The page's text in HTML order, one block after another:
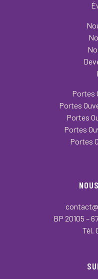
Portes
Portes
Portes
Portes
Portes
BP 20105 –
Tél.